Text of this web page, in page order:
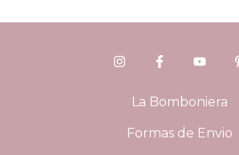
La Bomboniera
Formas de Envio